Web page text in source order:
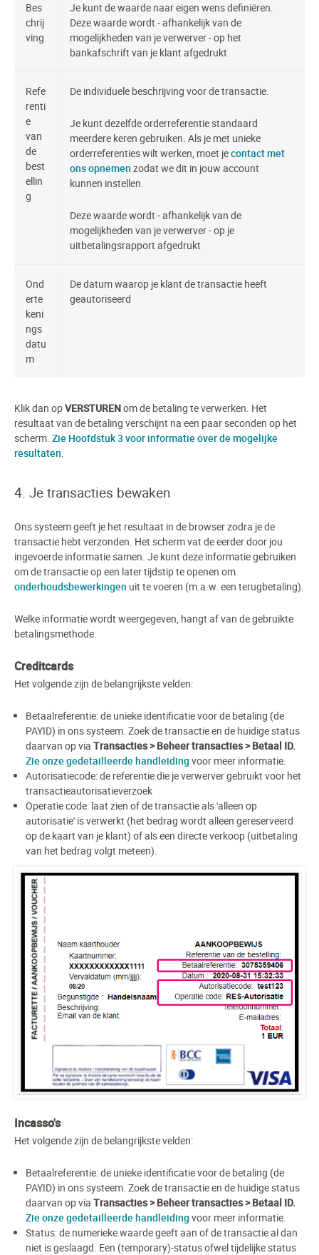
Bes
chrij
ving
Je kunt de waarde naar eigen wens definiëren.
Deze waarde wordt - afhankelijk van de
mogelijkheden van je verwerver - op het
bankafschrift van je klant afgedrukt
Refe
renti
e
van
de
best
ellin
g
De individuele beschrijving voor de transactie.
Je kunt dezelfde orderreferentie standaard
meerdere keren gebruiken. Als je met unieke
orderreferenties wilt werken, moet jecontact met
ons opnemen zodat we dit in jouw account
kunnen instellen.
Deze waarde wordt - afhankelijk van de
mogelijkheden van je verwerver - op je
uitbetalingsrapport afgedrukt
Ond
erte
keni
ngs
datu
m
De datum waarop je klant de transactie heeft
geautoriseerd
Klik dan opVERSTURENom de betaling te verwerken. Het
resultaat van de betaling verschijnt na een paar seconden op het
scherm. Zie Hoofdstuk 3 voor informatie over de mogelijke
resultaten.
4. Je transacties bewaken
Ons systeem geeft je het resultaat in de browser zodra je de
transactie hebt verzonden. Het scherm vat de eerder door jou
ingevoerde informatie samen. Je kunt deze informatie gebruiken
om de transactie op een later tijdstip te openen om
onderhoudsbewerkingen uit te voeren (m.a.w. een terugbetaling).
Welke informatie wordt weergegeven, hangt af van de gebruikte
betalingsmethode.
Creditcards
Het volgende zijn de belangrijkste velden:
Betaalreferentie: de unieke identificatie voor de betaling (de
PAYID) in ons systeem. Zoek de transactie en de huidige status
daarvan op via Transacties > Beheer transacties > Betaal ID.
Zie onze gedetailleerde handleiding voor meer informatie.
Autorisatiecode: de referentie die je verwerver gebruikt voor het
transactieautorisatieverzoek
Operatie code: laat zien of de transactie als 'alleen op
autorisatie' is verwerkt (het bedrag wordt alleen gereserveerd
op de kaart van je klant) of als een directe verkoop (uitbetaling
van het bedrag volgt meteen).
Incasso's
Het volgende zijn de belangrijkste velden:
Betaalreferentie: de unieke identificatie voor de betaling (de
PAYID) in ons systeem. Zoek de transactie en de huidige status
daarvan op via Transacties > Beheer transacties > Betaal ID.
Zie onze gedetailleerde handleiding voor meer informatie.
Status: de numerieke waarde geeft aan of de transactie al dan
niet is geslaagd. Een (temporary)-status ofwel tijdelijke status